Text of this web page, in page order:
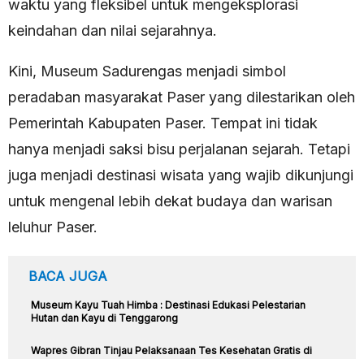
waktu yang fleksibel untuk mengeksplorasi
keindahan dan nilai sejarahnya.
Kini, Museum Sadurengas menjadi simbol
peradaban masyarakat Paser yang dilestarikan oleh
Pemerintah Kabupaten Paser. Tempat ini tidak
hanya menjadi saksi bisu perjalanan sejarah. Tetapi
juga menjadi destinasi wisata yang wajib dikunjungi
untuk mengenal lebih dekat budaya dan warisan
leluhur Paser.
BACA JUGA
Museum Kayu Tuah Himba : Destinasi Edukasi Pelestarian
Hutan dan Kayu di Tenggarong
Wapres Gibran Tinjau Pelaksanaan Tes Kesehatan Gratis di